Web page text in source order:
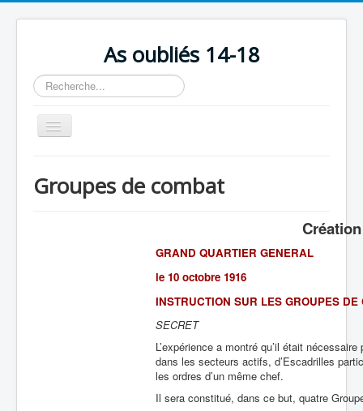
As oubliés 14-18
Rechercher
Basculer
la
Chronologie
Groupes de combat
GRAND QUARTIER GENERAL
le 10 octobre 1916
INSTRUCTION SUR LES GROUPES DE
SECRET
L’expérience a montré qu’il était
dans les secteurs actifs, d’Escadrilles
les ordres d’un même chef.
Il sera constitué, dans ce but, quatre